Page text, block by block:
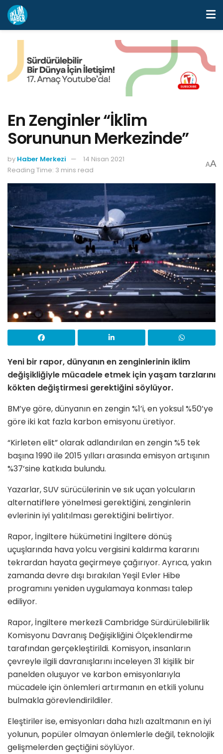
En Zenginler “İklim
Sorununun Merkezinde”
by Haber Merkezi
14 Nisan 2021
Reading Time: 3 mins read
AA
Yeni bir rapor, dünyanın en zenginlerinin iklim
değişikliğiyle mücadele etmek için yaşam tarzlarını
kökten değiştirmesi gerektiğini söylüyor.
BM’ye göre, dünyanın en zengin %1’i, en yoksul %50’ye
göre iki kat fazla karbon emisyonu üretiyor.
“Kirleten elit” olarak adlandırılan en zengin %5 tek
başına 1990 ile 2015 yılları arasında emisyon artışının
%37’sine katkıda bulundu.
Yazarlar, SUV sürücülerinin ve sık uçan yolcuların
alternatiflere yönelmesi gerektiğini, zenginlerin
evlerinin iyi yalıtılması gerektiğini belirtiyor.
Rapor, İngiltere hükümetini İngiltere dönüş
uçuşlarında hava yolcu vergisini kaldırma kararını
tekrardan hayata geçirmeye çağırıyor. Ayrıca, yakın
zamanda devre dışı bırakılan Yeşil Evler Hibe
programını yeniden uygulamaya konması talep
ediliyor.
Rapor, İngiltere merkezli Cambridge Sürdürülebilirlik
Komisyonu Davranış Değişikliğini Ölçeklendirme
tarafından gerçekleştirildi. Komisyon, insanların
çevreyle ilgili davranışlarını inceleyen 31 kişilik bir
panelden oluşuyor ve karbon emisyonlarıyla
mücadele için önlemleri artırmanın en etkili yolunu
bulmakla görevlendirildiler.
Eleştiriler ise, emisyonları daha hızlı azaltmanın en iyi
yolunun, popüler olmayan önlemlerle değil, teknolojik
gelişmelerden geçtiğini söylüyor.